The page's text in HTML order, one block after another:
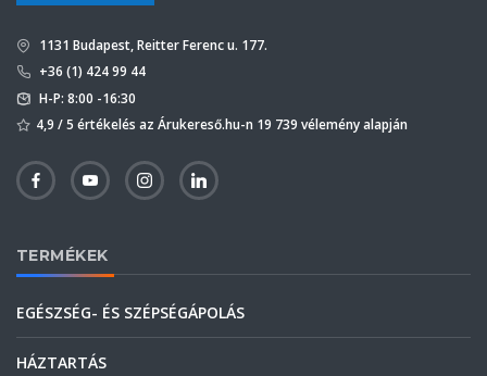
1131 Budapest, Reitter Ferenc u. 177.
+36 (1) 424 99 44
H-P: 8:00 -16:30
4,9 / 5 értékelés az Árukereső.hu-n 19 739 vélemény alapján
TERMÉKEK
EGÉSZSÉG- ÉS SZÉPSÉGÁPOLÁS
HÁZTARTÁS